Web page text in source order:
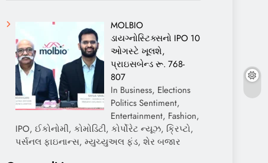
MOLBIO
ડાયગ્નોસ્ટિક્સનો IPO 10
ઓગસ્ટે ખૂલશે,
પ્રાઇસબેન્ડ રૂ. 768-
807
In Business, Elections
Politics Sentiment,
Entertainment, Fashion,
IPO, ઈકોનોમી, કોમોડિટી, કોર્પોરેટ ન્યૂઝ, ક્રિપ્ટો,
પર્સનલ ફાઇનાન્સ, મ્યુચ્યુઅલ ફંડ, શેર બજાર